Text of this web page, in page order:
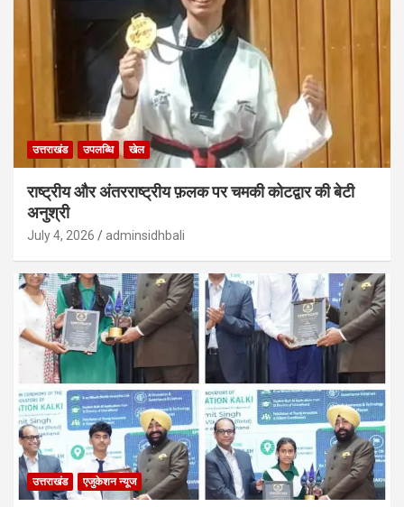
उत्तराखंड उपलब्धि खेल
राष्ट्रीय और अंतरराष्ट्रीय फ़लक पर चमकी कोटद्वार की बेटी
अनुश्री
July 4, 2026 adminsidhbali
उत्तराखंड एजुकेशन न्‍यूज